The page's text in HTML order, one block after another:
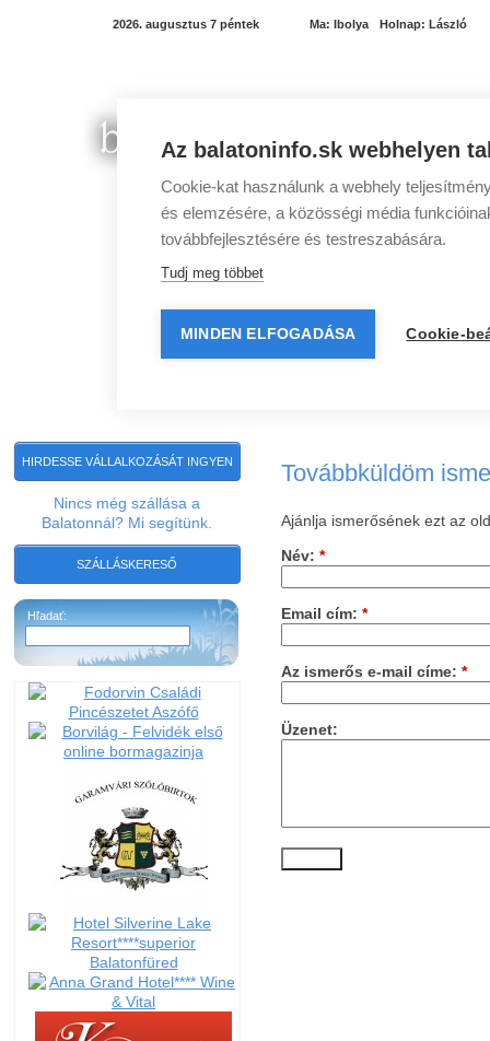
2026. augusztus 7 péntek Ma: Ibolya Holnap: László
Továbbküldöm
Ajánlja ismerősének ezt az
Név: *
Email cím: *
Az ismerős e-mail címe: *
Üzenet:
HIRDESSE VÁLLALKOZÁSÁT INGYEN
Nincs még szállása a
Balatonnál? Mi segítünk.
SZÁLLÁSKERESŐ
Hľadať:
Az balatoninfo.sk webhelyen
Cookie-kat használunk a webhely
és elemzésére, a közösségi média
továbbfejlesztésére és testreszabására.
Tudj meg többet
MINDEN ELFOGADÁSA Cookie-